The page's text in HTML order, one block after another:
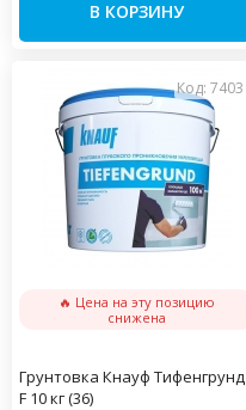
В КОРЗИНУ
Код: 7403
🔥 Цена на эту позицию
снижена
Грунтовка Кнауф Тифенгрунд
F 10 кг (36)